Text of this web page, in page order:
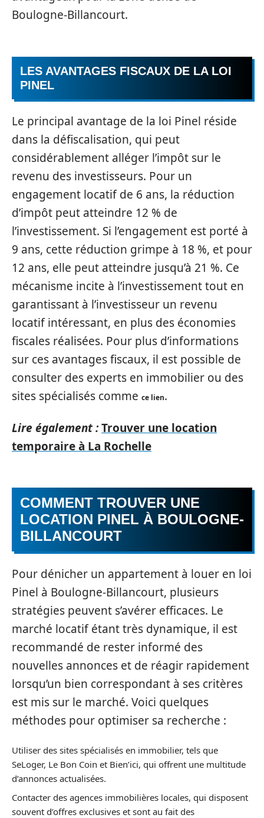
Boulogne-Billancourt.
LES AVANTAGES FISCAUX DE LA LOI
PINEL
Le principal avantage de la loi Pinel réside
dans la défiscalisation, qui peut
considérablement alléger l’impôt sur le
revenu des investisseurs. Pour un
engagement locatif de 6 ans, la réduction
d’impôt peut atteindre 12 % de
l’investissement. Si l’engagement est porté à
9 ans, cette réduction grimpe à 18 %, et pour
12 ans, elle peut atteindre jusqu’à 21 %. Ce
mécanisme incite à l’investissement tout en
garantissant à l’investisseur un revenu
locatif intéressant, en plus des économies
fiscales réalisées. Pour plus d’informations
sur ces avantages fiscaux, il est possible de
consulter des experts en immobilier ou des
sites spécialisés comme ce lien.
Lire également :Trouver une location
temporaire à La Rochelle
COMMENT TROUVER UNE
LOCATION PINEL À BOULOGNE-
BILLANCOURT
Pour dénicher un appartement à louer en loi
Pinel à Boulogne-Billancourt, plusieurs
stratégies peuvent s’avérer efficaces. Le
marché locatif étant très dynamique, il est
recommandé de rester informé des
nouvelles annonces et de réagir rapidement
lorsqu’un bien correspondant à ses critères
est mis sur le marché. Voici quelques
méthodes pour optimiser sa recherche :
Utiliser des sites spécialisés en immobilier, tels que
SeLoger, Le Bon Coin et Bien’ici, qui offrent une multitude
d’annonces actualisées.
Contacter des agences immobilières locales, qui disposent
souvent d’offres exclusives et sont au fait des